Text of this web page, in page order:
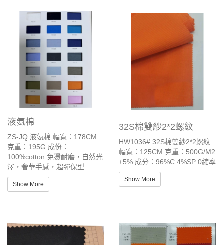
液氨棉
ZS-JQ 液氨棉 幅寬：178CM
克重：195G 成份：
100%cotton 免燙耐磨，自然光
澤，奢華手感，超彈保型
Show More
32S棉雙紗2*2螺紋
HW1036# 32S棉雙紗2*2螺紋
幅寬：125CM 克重：500G/M2
±5% 成分：96%C 4%SP 0縮率
Show More